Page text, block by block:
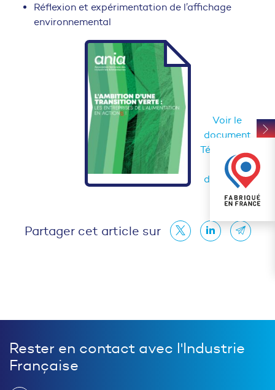
Réflexion et expérimentation de l’affichage
environnemental
Voir le
document
Télécharger
le
document
Partager cet article sur
Rester en contact avec l'Industrie
Française